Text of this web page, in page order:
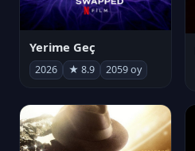
Yerime Geç
2026 ★ 8.9 2059 oy